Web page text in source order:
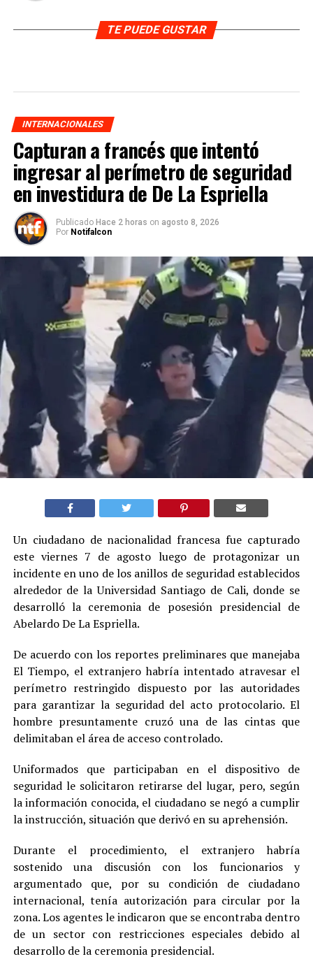
TE PUEDE GUSTAR
INTERNACIONALES
Capturan a francés que intentó
ingresar al perímetro de seguridad
en investidura de De La Espriella
Publicado Hace 2 horas on agosto 8, 2026
Por Notifalcon
Un ciudadano de nacionalidad francesa fue capturado
este viernes 7 de agosto luego de protagonizar un
incidente en uno de los anillos de seguridad establecidos
alrededor de la Universidad Santiago de Cali, donde se
desarrolló la ceremonia de posesión presidencial de
Abelardo De La Espriella.
De acuerdo con los reportes preliminares que manejaba
El Tiempo, el extranjero habría intentado atravesar el
perímetro restringido dispuesto por las autoridades
para garantizar la seguridad del acto protocolario. El
hombre presuntamente cruzó una de las cintas que
delimitaban el área de acceso controlado.
Uniformados que participaban en el dispositivo de
seguridad le solicitaron retirarse del lugar, pero, según
la información conocida, el ciudadano se negó a cumplir
la instrucción, situación que derivó en su aprehensión.
Durante el procedimiento, el extranjero habría
sostenido una discusión con los funcionarios y
argumentado que, por su condición de ciudadano
internacional, tenía autorización para circular por la
zona. Los agentes le indicaron que se encontraba dentro
de un sector con restricciones especiales debido al
desarrollo de la ceremonia presidencial.